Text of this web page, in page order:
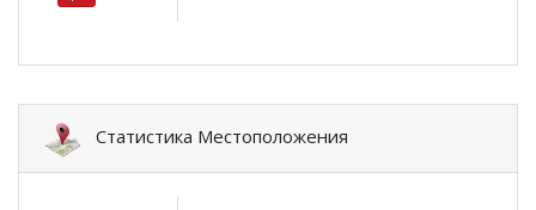
Статистика Местоположения